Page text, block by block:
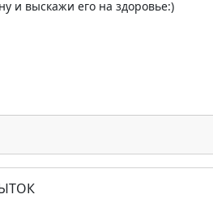
и выскажи его на здоровье:)